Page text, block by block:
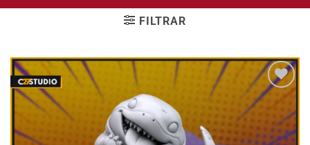
FILTRAR
Añadir
a la
lista de
deseos